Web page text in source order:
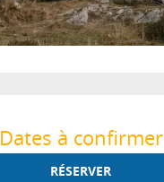
Dates à confirmer
RÉSERVER